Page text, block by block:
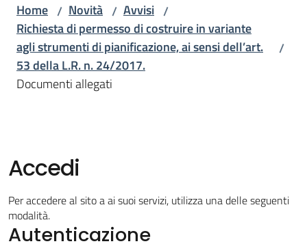
Amministrazione
Novità
Menu selezionato
Vivere
Mordano
Home / Novità / Avvisi /
Richiesta di permesso di costruire in variante
agli strumenti di pianificazione, ai sensi dell’art.
53 della L.R. n. 24/2017.
/
Documenti allegati
Accedi
Per accedere al sito a ai suoi servizi, utilizza una delle seguenti
modalità.
Autenticazione